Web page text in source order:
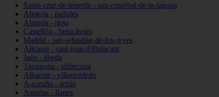
Santa-cruz-de-tenerife - san-cristóbal-de-la-laguna
Almería - padules
Almería - rioja
Castellón - benicàssim
Madrid - san-sebastián-de-los-reyes
Alicante - sant-joan-d39alacant
Jaén - úbeda
Tarragona - ulldecona
Albacete - villarrobledo
A-coruña - arzúa
Asturias - llanes